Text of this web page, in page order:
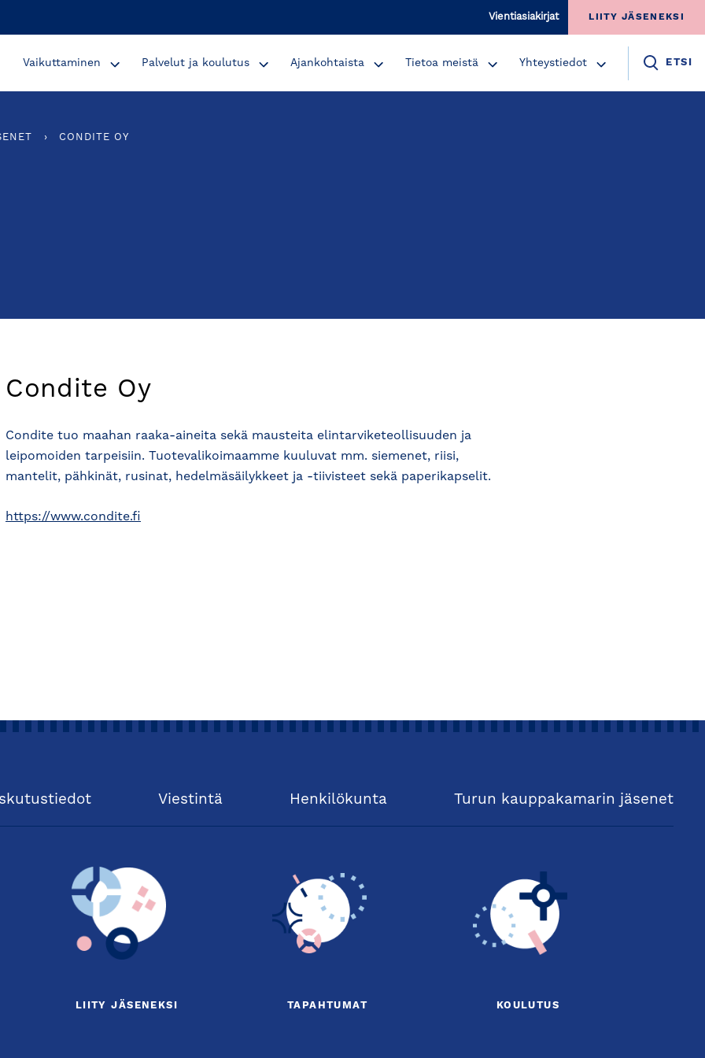
Vientiasiakirjat LIITY JÄSENEKSI
Vaikuttaminen Palvelut ja koulutus Ajankohtaista Tietoa meistä Yhteystiedot ETSI
› CONDITE OY
Condite Oy
Condite tuo maahan raaka-aineita sekä mausteita elintarviketeollisuuden ja
leipomoiden tarpeisiin. Tuotevalikoimaamme kuuluvat mm. siemenet, riisi,
mantelit, pähkinät, rusinat, hedelmäsäilykkeet ja -tiivisteet sekä paperikapselit.
https://www.condite.fi
Viestintä Henkilökunta Turun kauppakamarin jäsenet
LIITY JÄSENEKSI TAPAHTUMAT KOULUTUS